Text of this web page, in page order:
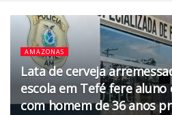
AMAZONAS
Lata de cerveja
escola em Tefé fere
com homem de 36 anos